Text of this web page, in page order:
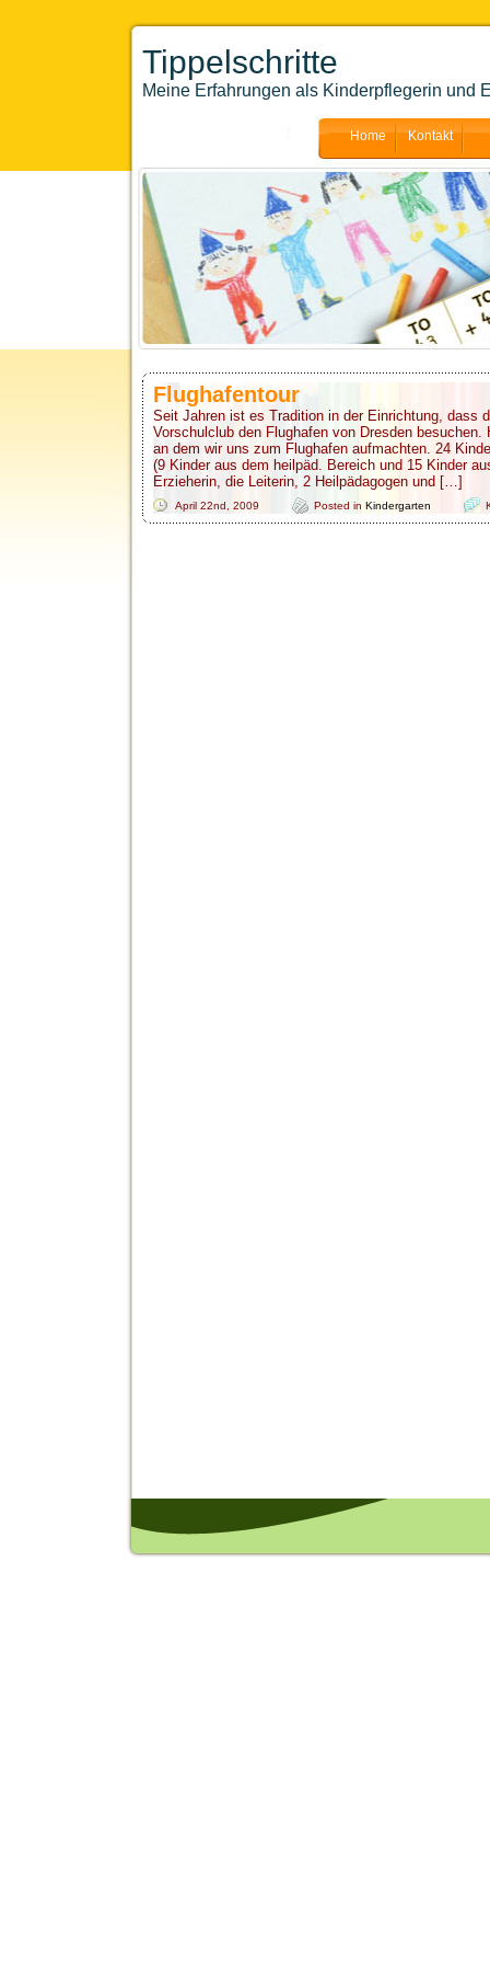
Tippelschritte
Meine Erfahrungen als Kinderpflegerin und
Home Kontakt
Flughafentour
Seit Jahren ist es Tradition in der Einrichtung, dass
Vorschulclub den Flughafen von Dresden besuchen.
an dem wir uns zum Flughafen aufmachten. 24
(9 Kinder aus dem heilpäd. Bereich und 15 Kinder
Erzieherin, die Leiterin, 2 Heilpädagogen und […]
April 22nd, 2009 Posted in Kindergarten